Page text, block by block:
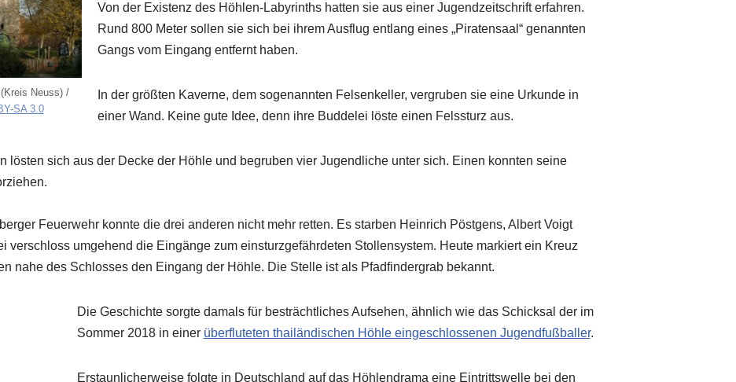
Neuss) /
SA 3.0
Von der Existenz des Höhlen-Labyrinths hatten sie aus einer Jugendzeitschrift erfahren.
Rund 800 Meter sollen sie sich bei ihrem Ausflug entlang eines „Piratensaal“ genannten
Gangs vom Eingang entfernt haben.
In der größten Kaverne, dem sogenannten Felsenkeller, vergruben sie eine Urkunde in
einer Wand. Keine gute Idee, denn ihre Buddelei löste einen Felssturz aus.
lösten sich aus der Decke der Höhle und begruben vier Jugendliche unter sich. Einen konnten seine
Feuerwehr konnte die drei anderen nicht mehr retten. Es starben Heinrich Pöstgens, Albert Voigt
verschloss umgehend die Eingänge zum einsturzgefährdeten Stollensystem. Heute markiert ein Kreuz
nahe des Schlosses den Eingang der Höhle. Die Stelle ist als Pfadfindergrab bekannt.
Die Geschichte sorgte damals für besträchtliches Aufsehen, ähnlich wie das Schicksal der im
Sommer 2018 in einer überfluteten thailändischen Höhle eingeschlossenen Jugendfußballer.
Erstaunlicherweise folgte in Deutschland auf das Höhlendrama eine Eintrittswelle bei den